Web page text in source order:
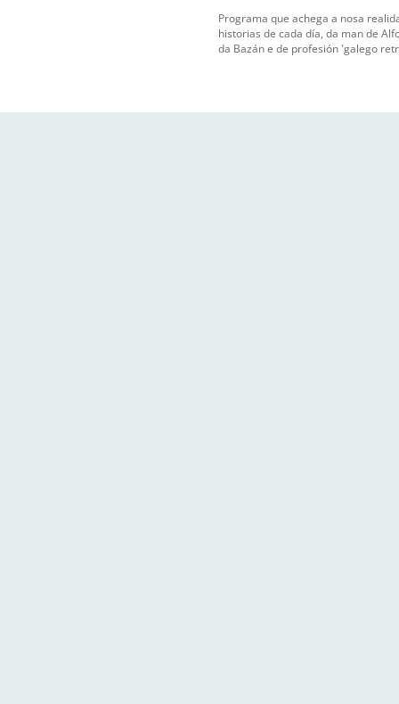
Programa que achega a nosa
historias de cada día, da man de
da Bazán e de profesión 'galego